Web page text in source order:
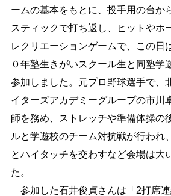
色合い
白 黒 黄
リセット
language
閉じる
ームの基本をもとに、投手用の台か
スティックで打ち返し、ヒットやホ
レクリエーションゲームで、この日
０年塾生きがいスクール生と同塾学
参加しました。元プロ野球選手で、
イターズアカデミーグループの市川
師を務め、ストレッチや準備体操の
ルと学遊校のチーム対抗戦が行われ
とハイタッチを交わすなど会場は大
た。
参加した石井俊貞さんは「2打席